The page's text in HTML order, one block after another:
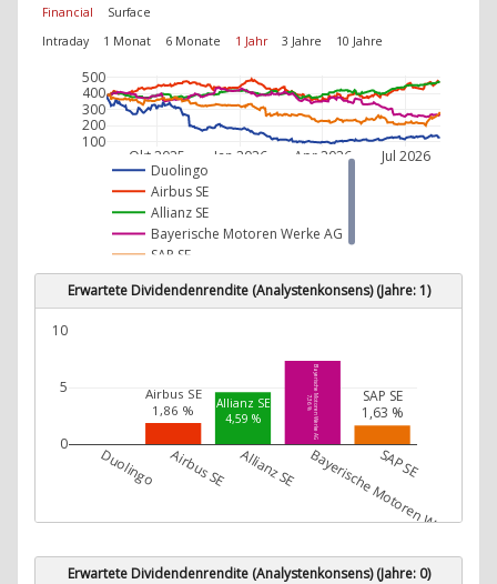
Financial
Surface
Intraday
1 Monat 6 Monate 1 Jahr 3 Jahre 10 Jahre
Okt 2025 Jan 2026 Apr 2026 Jul 2026
100
200
300
400
500
Duolingo
Airbus SE
Allianz SE
Bayerische Motoren Werke AG
SAP SE
Erwartete Dividendenrendite (Analystenkonsens) (Jahre: 1)
Airbus SE
1,86 % Allianz SE
4,59 % Bayerische Motoren Werke AG
7,36 % SAP SE
1,63 %
Duolingo Airbus SE Allianz SE Bayerische Motoren Werke AG
SAP SE
0
5
10
Erwartete Dividendenrendite (Analystenkonsens) (Jahre: 0)